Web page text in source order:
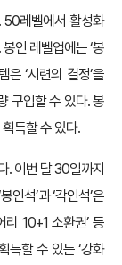
50레벨에서 활성화
인 레벨업에는 ‘봉
은 ‘시련의 결정’을
구입할 수 있다. 봉
득할 수 있다.
. 이번 달 30일까지
인석’과 ‘각인석’은
리 10+1 소환권’ 등
득할 수 있는 ‘강화